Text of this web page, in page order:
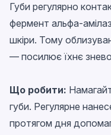
Губи регулярно
фермент альфа-
шкіри. Тому
— посилює їхнє
Що робити:
губи. Регулярне
протягом дня